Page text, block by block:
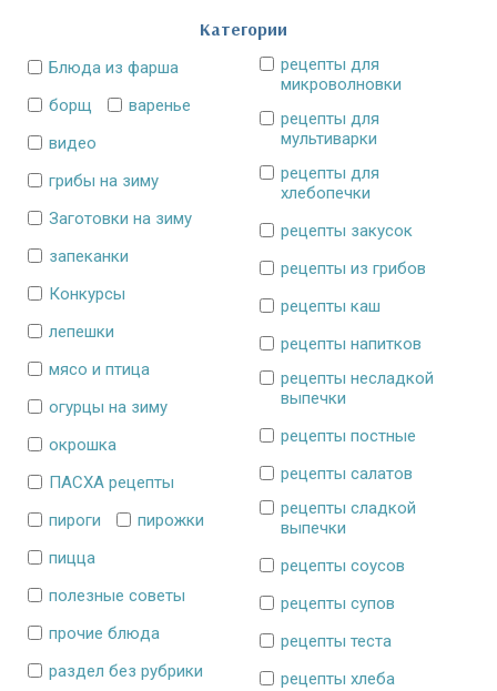
Категории
Блюда из фарша
борщ
варенье
видео
грибы на зиму
Заготовки на зиму
запеканки
Конкурсы
лепешки
мясо и птица
огурцы на зиму
окрошка
ПАСХА рецепты
пироги
пирожки
пицца
полезные советы
прочие блюда
раздел без рубрики
рецепты для
микроволновки
рецепты для
мультиварки
рецепты для
хлебопечки
рецепты закусок
рецепты из грибов
рецепты каш
рецепты напитков
рецепты несладкой
выпечки
рецепты постные
рецепты салатов
рецепты сладкой
выпечки
рецепты соусов
рецепты супов
рецепты теста
рецепты хлеба